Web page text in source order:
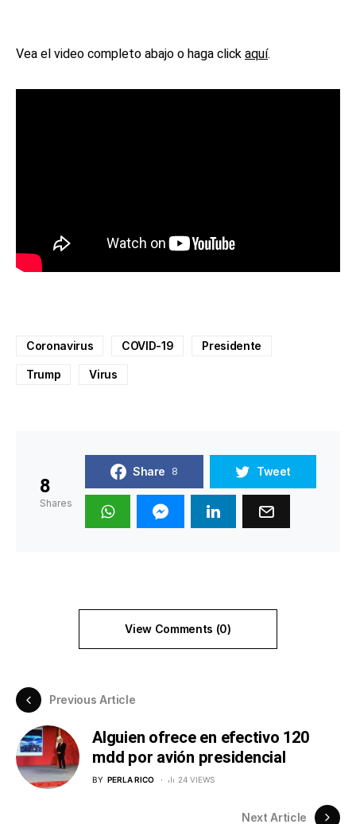
Vea el video completo abajo o haga clickaquí.
Coronavirus COVID-19 Presidente
Trump Virus
8
Shares
Share 8 Tweet
View Comments (0)
Previous Article
Alguien ofrece en efectivo 120
mdd por avión presidencial
BY PERLA RICO 24 VIEWS
Next Article